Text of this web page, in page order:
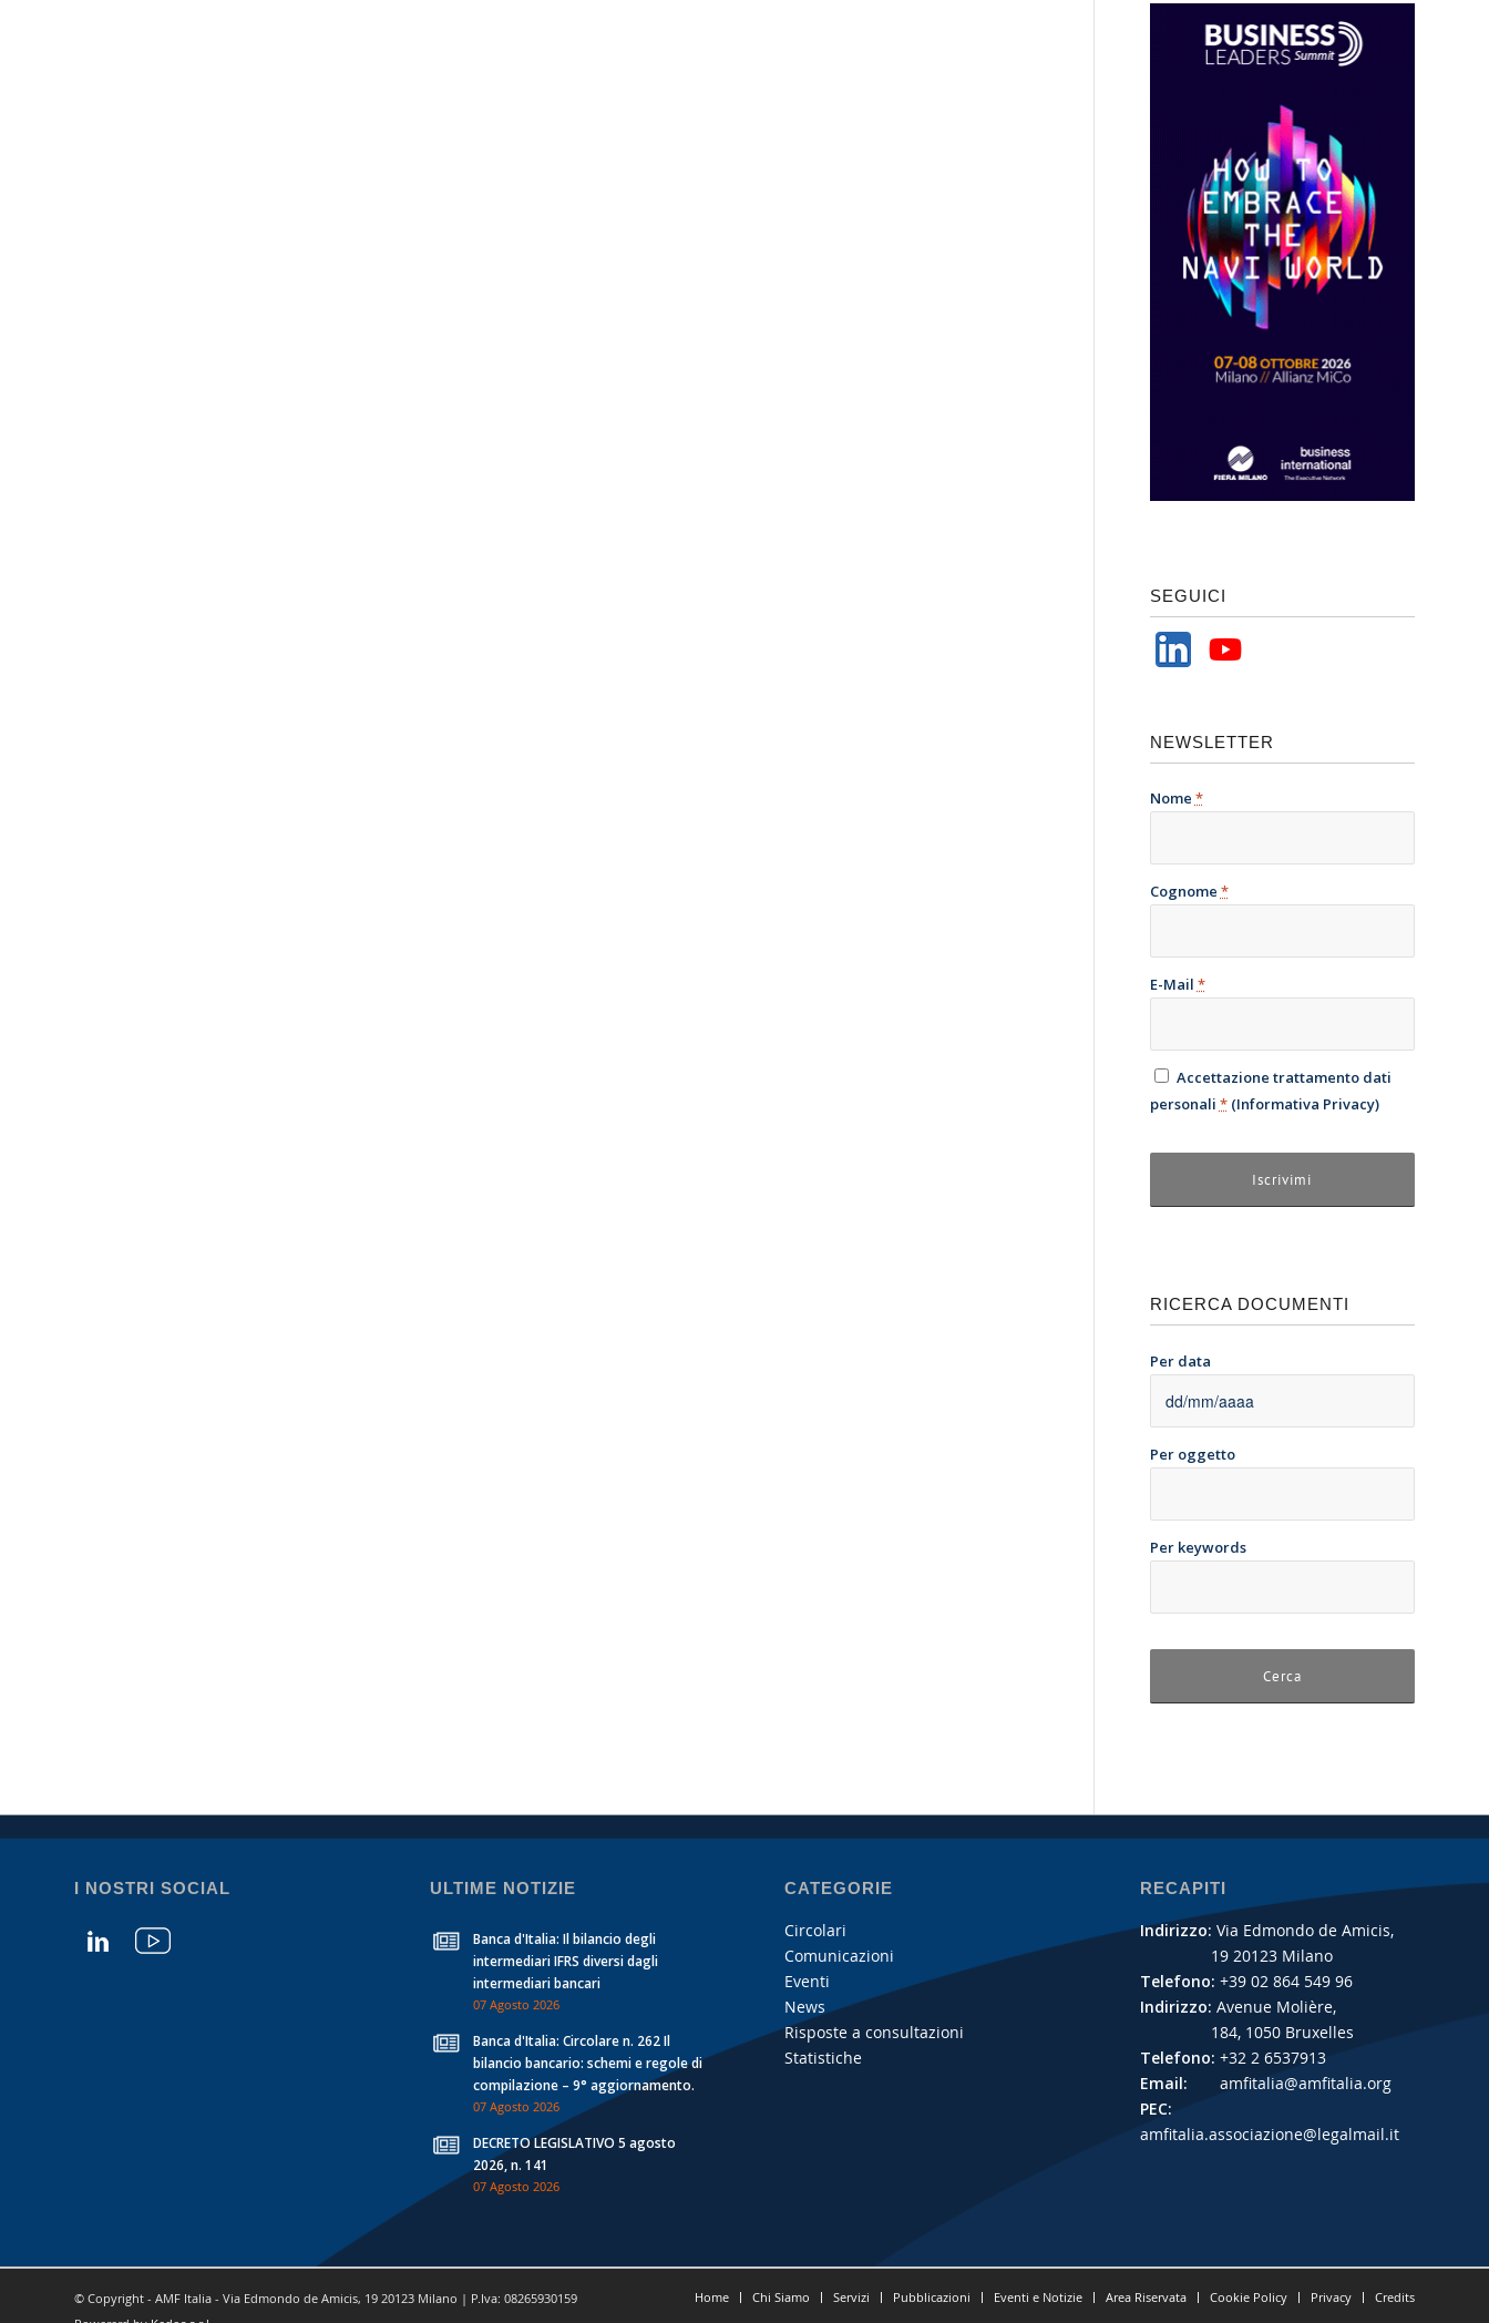
SEGUICI
NEWSLETTER
Nome *
Cognome *
E-Mail *
Accettazione trattamento dati
personali *(Informativa Privacy)
RICERCA DOCUMENTI
Per data
Per oggetto
Per keywords
I NOSTRI SOCIAL ULTIME NOTIZIE
Banca d'Italia: Il bilancio degli
intermediari IFRS diversi dagli
intermediari bancari
07 Agosto 2026
Banca d'Italia: Circolare n. 262 Il
bilancio bancario: schemi e regole di
compilazione – 9° aggiornamento.
07 Agosto 2026
DECRETO LEGISLATIVO 5 agosto
2026, n. 141
07 Agosto 2026
CATEGORIE
Circolari
Comunicazioni
Eventi
News
Risposte a consultazioni
Statistiche
RECAPITI
Indirizzo: Via Edmondo de Amicis,
19 20123 Milano
Telefono: +39 02 864 549 96
Indirizzo: Avenue Molière,
184, 1050 Bruxelles
Telefono: +32 2 6537913
Email:
amfitalia@amfitalia.org
PEC:
amfitalia.associazione@legalmail.it
© Copyright - AMF Italia - Via Edmondo de Amicis, 19 20123 Milano | P.Iva: 08265930159
Home Chi Siamo Servizi Pubblicazioni Eventi e Notizie Area Riservata Cookie Policy Privacy Credits